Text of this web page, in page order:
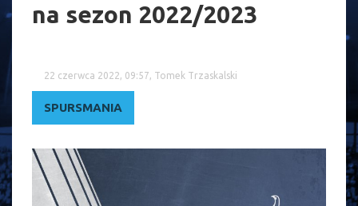
na sezon 2022/2023
22 czerwca 2022, 09:57, Tomek Trzaskalski
SPURSMANIA